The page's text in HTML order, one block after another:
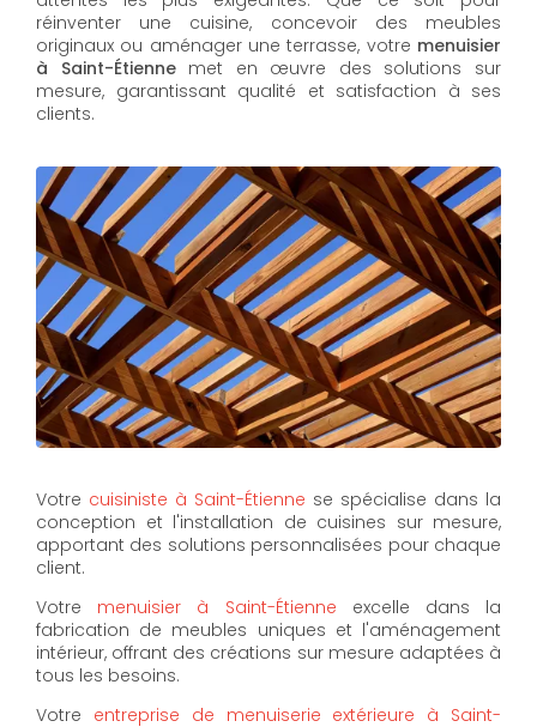
réinventer une cuisine, concevoir des meubles
originaux ou aménager une terrasse, votre menuisier
à Saint-Étiennemet en œuvre des solutions sur
mesure, garantissant qualité et satisfaction à ses
clients.
Votre cuisiniste à Saint-Étienne se spécialise dans la
conception et l'installation de cuisines sur mesure,
apportant des solutions personnalisées pour chaque
client.
Votre menuisier à Saint-Étienne excelle dans la
fabrication de meubles uniques et l'aménagement
intérieur, offrant des créations sur mesure adaptées à
tous les besoins.
Votre entreprise de menuiserie extérieure à Saint-